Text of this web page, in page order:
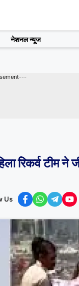
नेशनल न्यूज
टीम ने
Us